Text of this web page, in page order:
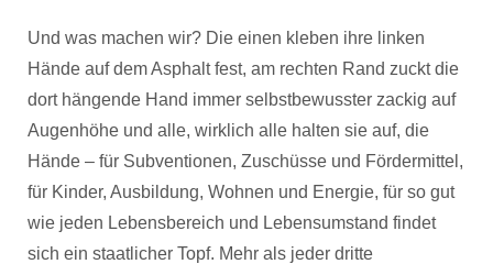
Und was machen wir? Die einen kleben ihre linken
Hände auf dem Asphalt fest, am rechten Rand zuckt die
dort hängende Hand immer selbstbewusster zackig auf
Augenhöhe und alle, wirklich alle halten sie auf, die
Hände – für Subventionen, Zuschüsse und Fördermittel,
für Kinder, Ausbildung, Wohnen und Energie, für so gut
wie jeden Lebensbereich und Lebensumstand findet
sich ein staatlicher Topf. Mehr als jeder dritte